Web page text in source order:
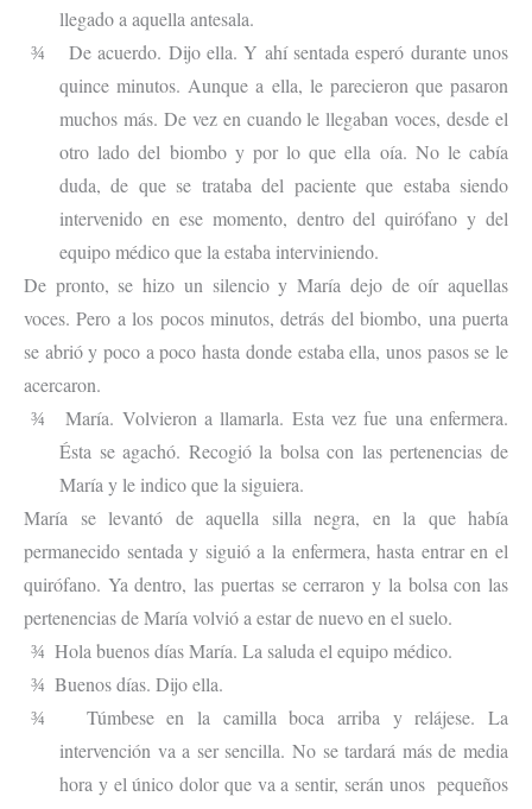
llegado a aquella antesala.
¾
De acuerdo. Dijo ella. Y ahí sentada esperó durante unos
quince minutos. Aunque a ella, le parecieron que pasaron
muchos más. De vez en cuando le llegaban voces, desde el
otro lado del biombo y por lo que ella oía. No le cabía
duda, de que se trataba del paciente que estaba siendo
intervenido en ese momento, dentro del quirófano y del
equipo médico que la estaba interviniendo.
De pronto, se hizo un silencio y María dejo de oír aquellas
voces. Pero a los pocos minutos, detrás del biombo, una puerta
se abrió y poco a poco hasta donde estaba ella, unos pasos se le
acercaron.
¾
María. Volvieron a llamarla. Esta vez fue una enfermera.
Ésta se agachó. Recogió la bolsa con las pertenencias de
María y le indico que la siguiera.
María se levantó de aquella silla negra, en la que había
permanecido sentada y siguió a la enfermera, hasta entrar en el
quirófano. Ya dentro, las puertas se cerraron y la bolsa con las
pertenencias de María volvió a estar de nuevo en el suelo.
¾ Hola buenos días María. La saluda el equipo médico.
¾ Buenos días. Dijo ella.
¾
Túmbese en la camilla boca arriba y relájese. La
intervención va a ser sencilla. No se tardará más de media
hora y el único dolor que va a sentir, serán unos pequeños